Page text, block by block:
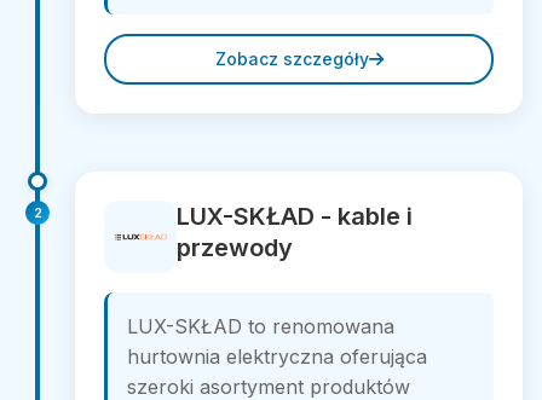
Zobacz szczegóły
2
LUX-SKŁAD - kable i
przewody
LUX-SKŁAD to renomowana
hurtownia elektryczna oferująca
szeroki asortyment produktów